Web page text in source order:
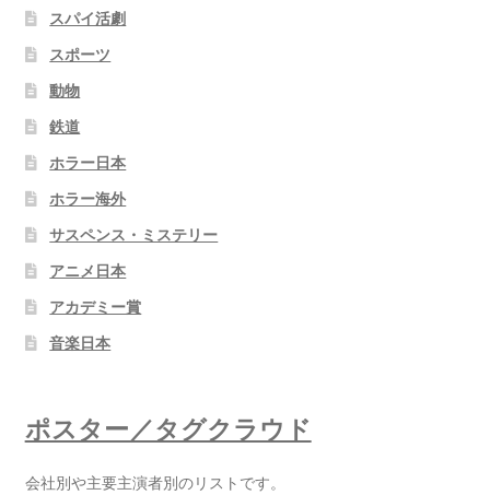
スパイ活劇
スポーツ
動物
鉄道
ホラー日本
ホラー海外
サスペンス・ミステリー
アニメ日本
アカデミー賞
音楽日本
ポスター／タグクラウド
会社別や主要主演者別のリストです。